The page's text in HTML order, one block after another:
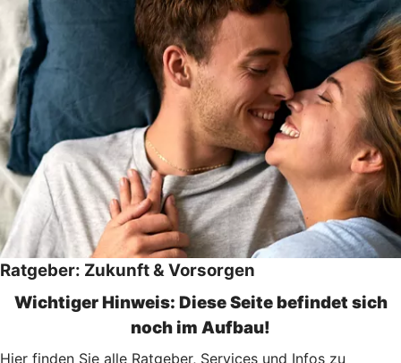
Ratgeber: Zukunft & Vorsorgen
Wichtiger Hinweis: Diese Seite befindet sich
noch im Aufbau!
Hier finden Sie alle Ratgeber, Services und Infos zu